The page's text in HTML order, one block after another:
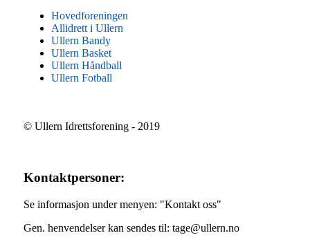
Hovedforeningen
Allidrett i Ullern
Ullern Bandy
Ullern Basket
Ullern Håndball
Ullern Fotball
© Ullern Idrettsforening - 2019
Kontaktpersoner:
Se informasjon under menyen: "Kontakt oss"
Gen. henvendelser kan sendes til: tage@ullern.no